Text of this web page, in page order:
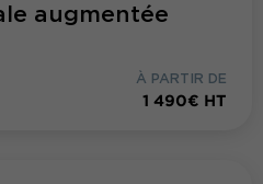
augmentée
À PARTIR DE
1 490€ HT